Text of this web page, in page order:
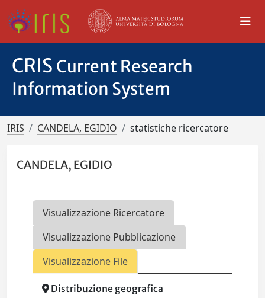
CRIS Current Research
Information System
IRIS CANDELA, EGIDIO statistiche ricercatore
CANDELA, EGIDIO
Visualizzazione Ricercatore
Visualizzazione Pubblicazione
Visualizzazione File
Distribuzione geografica